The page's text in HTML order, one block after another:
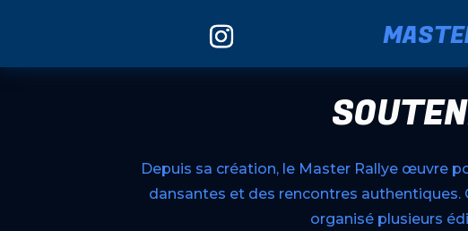
Depuis sa création, le Master Rallye œuvre
dansantes et des rencontres authentiques.
organisé plusieurs